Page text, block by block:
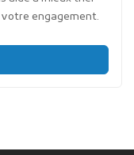
engagement.